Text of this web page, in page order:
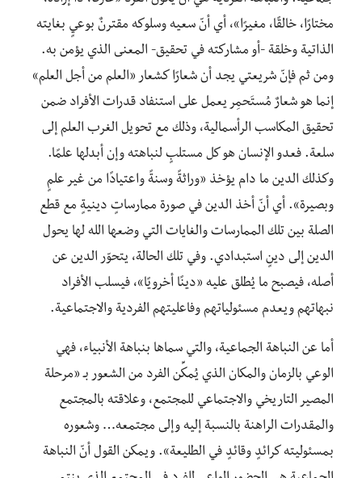
مختارًا، خالقًا، مغيرًا»، أي أنّ سعيه وسلوكه مقترنٌ بوعيٍ بغايته
الذاتية وخلقة -أو مشاركته في تحقيق- المعنى الذي يؤمن به.
ومن ثم فإنّ شريعتي يجد أن شعارًا كشعار «العلم من أجل العلم»
إنما هو شعارٌ مُستَحمِر يعمل على استنفاد قدرات الأفراد ضمن
تحقيق المكاسب الرأسمالية، وذلك مع تحويل الغرب العلم إلى
سلعة. فعدو الإنسان هو كل مستلبٍ لنباهته وإن أبدلها علمًا.
وكذلك الدين ما دام يؤخذ «وراثةً وسنةً واعتيادًا من غير علمٍ
وبصيرة». أي أنّ أخذ الدين في صورة ممارساتٍ دينيةٍ مع قطع
الصلة بين تلك الممارسات والغايات التي وضعها الله لها يحول
الدين إلى دينٍ استبدادي. وفي تلك الحالة، يتحوّر الدين عن
أصله، فيصبح ما يُطلق عليه «دينًا أخرويًا»، فيسلب الأفراد
نبهاتهم ويعدم مسئولياتهم وفاعليتهم الفردية والاجتماعية.
أما عن النباهة الجماعية، والتي سماها بنباهة الأنبياء، فهي
الوعي بالزمان والمكان الذي يُمكِّن الفرد من الشعور بـ «مرحلة
المصير التاريخي والاجتماعي للمجتمع، وعلاقته بالمجتمع
والمقدرات الراهنة بالنسبة إليه وإلى مجتمعه… وشعوره
بمسئوليته كرائدٍ وقائدٍ في الطليعة». ويمكن القول أنّ النباهة